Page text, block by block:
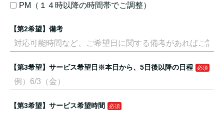
PM（１４時以降の時間帯でご調整）
【第2希望】備考
【第3希望】サービス希望日※本日から、5日後以降の日程
【第3希望】サービス希望時間